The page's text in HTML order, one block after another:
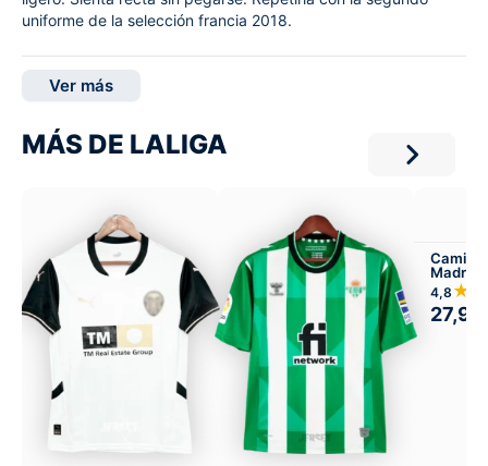
uniforme de la selección francia 2018.
Ver más
MÁS DE LALIGA
Madrid
4,8
27,99